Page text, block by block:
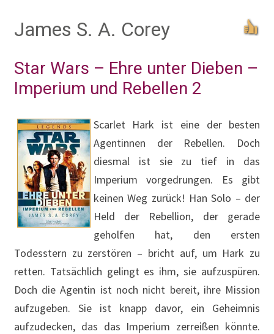
James S. A. Corey
Star Wars – Ehre unter Dieben –
Imperium und Rebellen 2
Scarlet Hark ist eine der besten
Agentinnen der Rebellen. Doch
diesmal ist sie zu tief in das
Imperium vorgedrungen. Es gibt
keinen Weg zurück! Han Solo – der
Held der Rebellion, der gerade
geholfen hat, den ersten
Todesstern zu zerstören – bricht auf, um Hark zu
retten. Tatsächlich gelingt es ihm, sie aufzuspüren.
Doch die Agentin ist noch nicht bereit, ihre Mission
aufzugeben. Sie ist knapp davor, ein Geheimnis
aufzudecken, das das Imperium zerreißen könnte.